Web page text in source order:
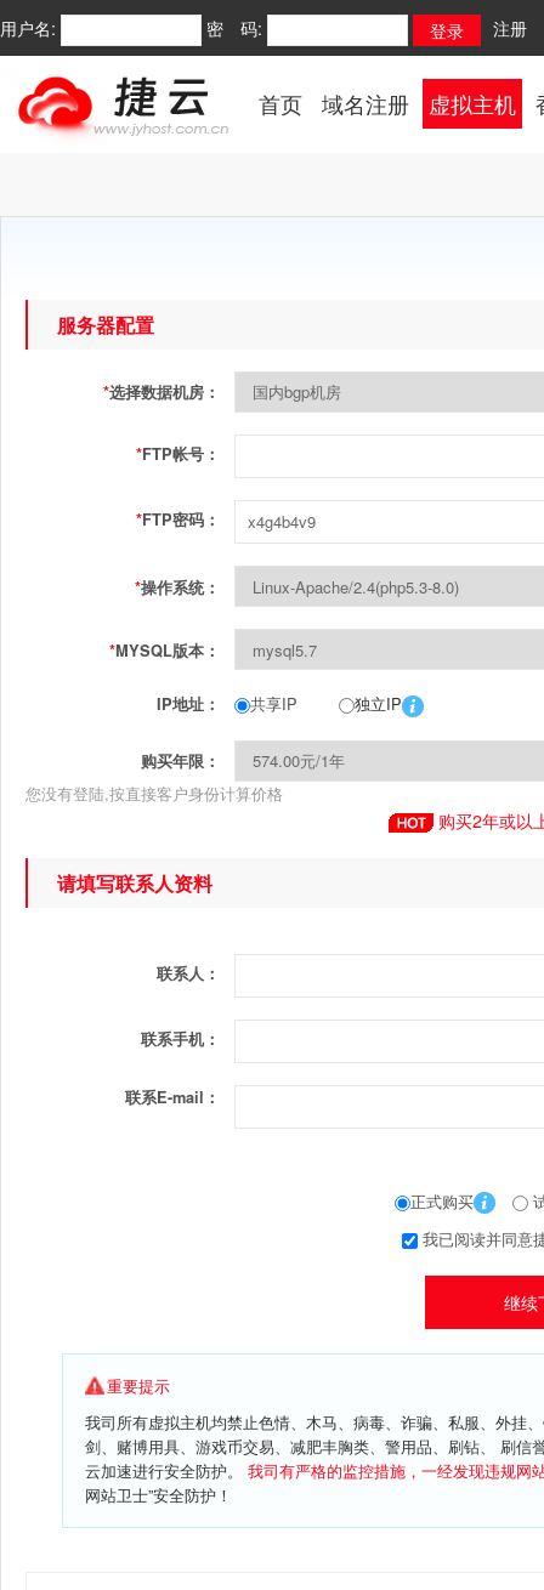
用户名: 密 码: 注册
首页 域名注册 虚拟主机
服务器配置
*选择数据机房：
*FTP帐号：
*FTP密码：
*操作系统：
*MYSQL版本：
IP地址： 共享IP 独立IP
购买年限：
您没有登陆,按直接客户身份计算价格
购买2年或以
请填写联系人资料
联系人：
联系手机：
联系E-mail：
正式购买
我已阅读并同意
重要提示
我司所有虚拟主机均禁止色情、木马、病毒、诈骗、私服、外挂
剑、赌博用具、游戏币交易、减肥丰胸类、警用品、刷钻、 刷
云加速进行安全防护。 我司有严格的监控措施，一经发现违规网
网站卫士”安全防护！